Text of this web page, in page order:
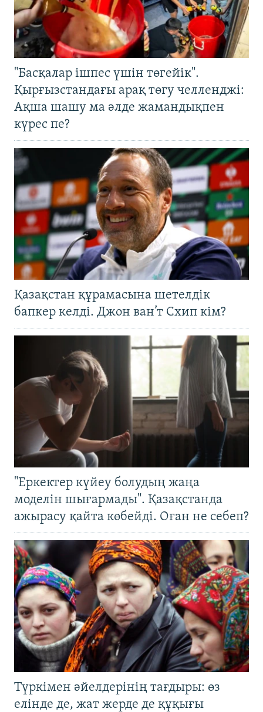
"Басқалар ішпес үшін төгейік".
Қырғызстандағы арақ төгу челленджі:
Ақша шашу ма әлде жамандықпен
күрес пе?
Қазақстан құрамасына шетелдік
бапкер келді. Джон ван’т Схип кім?
"Еркектер күйеу болудың жаңа
моделін шығармады". Қазақстанда
ажырасу қайта көбейді. Оған не себеп?
Түркімен әйелдерінің тағдыры: өз
елінде де, жат жерде де құқығы